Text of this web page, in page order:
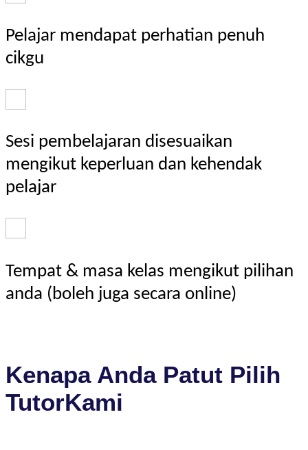
Pelajar mendapat perhatian penuh
cikgu
Sesi pembelajaran disesuaikan
mengikut keperluan dan kehendak
pelajar
Tempat & masa kelas mengikut pilihan
anda (boleh juga secara online)
Kenapa Anda Patut Pilih
TutorKami